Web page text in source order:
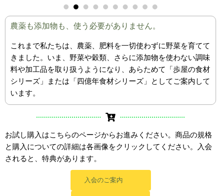
農薬も添加物も、使う必要がありません。
これまで私たちは、農薬、肥料を一切使わずに野菜を育てて
きました。いま、野菜や穀類、さらに添加物を使わない調味
料や加工品を取り扱うようになり、あらためて「歩屋の食材
シリーズ」または「四億年食材シリーズ」としてご案内して
います。
お試し購入はこちらのページからお進みください。商品の規格
と購入についての詳細は各画像をクリックしてください。入会
されると、特典があります。
入会のご案内